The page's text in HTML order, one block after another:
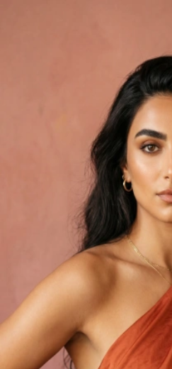
Votre studio IA vous
Connectez-vous pour éviter le studio
Continuer avec Google
Nouveau sur WearView ?
Créer un
En continuant, vous acceptez nos
Politique de confidentialité
La photographie de mode
Propulsé par WearView AI